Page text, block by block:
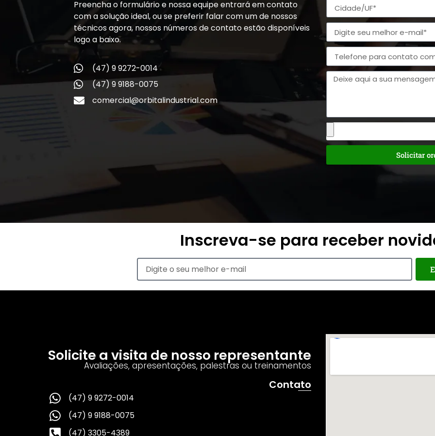
Preencha o formulário e nossa equipe entrará em contato
com a solução ideal, ou se preferir falar com um de nossos
técnicos agora, nossos números de contato estão disponíveis
logo a baixo.
(47) 9 9272-0014
(47) 9 9188-0075
comercial@orbitalindustrial.com
Solicitar
Inscreva-se para receber
Solicite a visita de nosso representante
Avaliações, apresentações, palestras ou treinamentos
Contato
(47) 9 9272-0014
(47) 9 9188-0075
(47) 3305-4389